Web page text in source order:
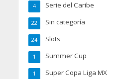
Serie del Caribe
4
Sin categoría
22
Slots
24
Summer Cup
1
Super Copa Liga MX
1